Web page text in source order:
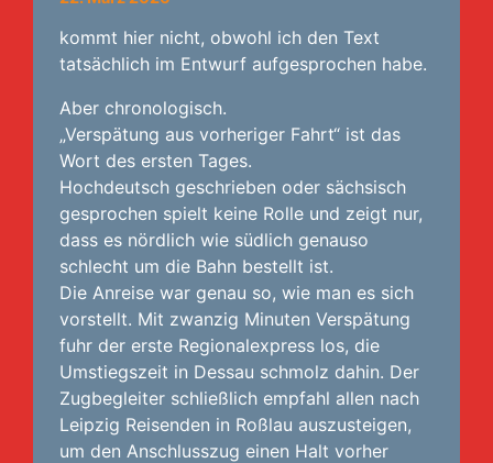
kommt hier nicht, obwohl ich den Text
tatsächlich im Entwurf aufgesprochen habe.
Aber chronologisch.
„Verspätung aus vorheriger Fahrt“ ist das
Wort des ersten Tages.
Hochdeutsch geschrieben oder sächsisch
gesprochen spielt keine Rolle und zeigt nur,
dass es nördlich wie südlich genauso
schlecht um die Bahn bestellt ist.
Die Anreise war genau so, wie man es sich
vorstellt. Mit zwanzig Minuten Verspätung
fuhr der erste Regionalexpress los, die
Umstiegszeit in Dessau schmolz dahin. Der
Zugbegleiter schließlich empfahl allen nach
Leipzig Reisenden in Roßlau auszusteigen,
um den Anschlusszug einen Halt vorher